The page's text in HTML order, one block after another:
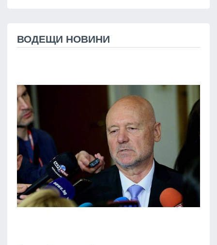
ВОДЕЩИ НОВИНИ